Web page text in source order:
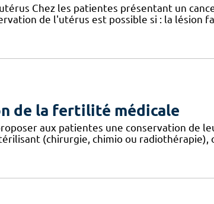
Chez les patientes présentant un
de l'utérus est possible si : la lésion
de la fertilité médicale
aux patientes une conservation de
(chirurgie, chimio ou